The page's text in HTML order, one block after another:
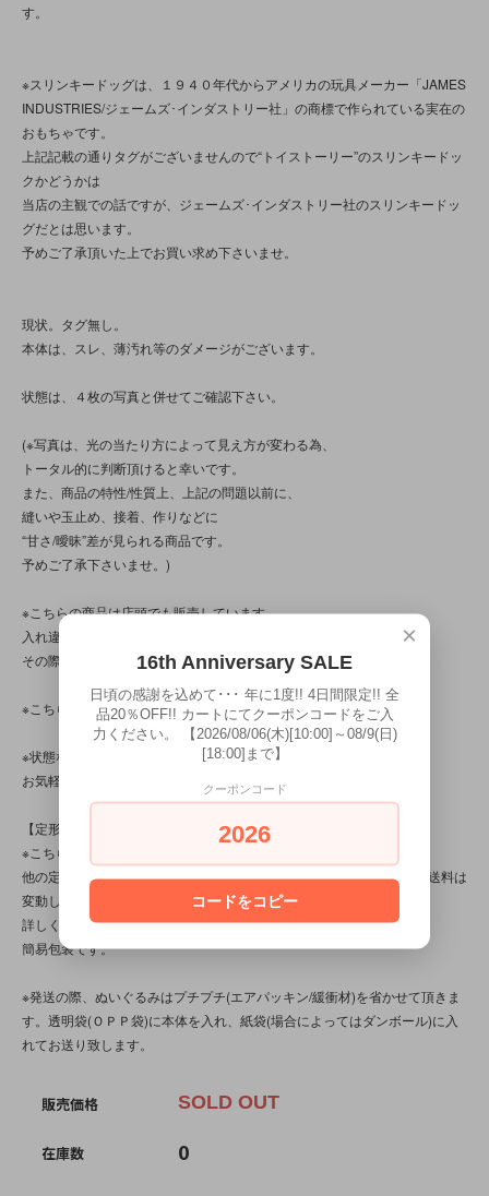
す。
※スリンキードッグは、１９４０年代からアメリカの玩具メーカー「JAMES
INDUSTRIES/ジェームズ･インダストリー社」の商標で作られている実在の
おもちゃです。
上記記載の通りタグがございませんので“トイストーリー”のスリンキードッ
クかどうかは
当店の主観での話ですが、ジェームズ･インダストリー社のスリンキードッ
グだとは思います。
予めご了承頂いた上でお買い求め下さいませ。
現状。タグ無し。
本体は、スレ、薄汚れ等のダメージがございます。
状態は、４枚の写真と併せてご確認下さい。
(※写真は、光の当たり方によって見え方が変わる為、
トータル的に判断頂けると幸いです。
また、商品の特性/性質上、上記の問題以前に、
縫いや玉止め、接着、作りなどに
“甘さ/曖昧”差が見られる商品です。
予めご了承下さいませ。)
※こちらの商品は店頭でも販売しています。
入れ違いで完売してしまう場合がございます。
その際はご容赦下さいませ。
※こちらの商品は、中古品です。
※状態など分かり辛い点、気になる点、不明点がございましたら、
お気軽にお問い合わせ下さい。
【定形外対応商品】
※こちらの商品は【サイズ規格外・(10)～500gまで】です。
他の定形外対応商品と複数購入される場合は、サイズや重量によって送料は
変動します。送料は【最終注文確認書】で確定します。
詳しくは
こちらをご覧ください。
簡易包装です。
※発送の際、ぬいぐるみはプチプチ(エアパッキン/緩衝材)を省かせて頂きま
す。透明袋(ＯＰＰ袋)に本体を入れ、紙袋(場合によってはダンボール)に入
れてお送り致します。
販売価格 SOLD OUT
在庫数 0
×
16th Anniversary SALE
日頃の感謝を込めて･･･ 年に1度!! 4日間限定!! 全
品20％OFF!! カートにてクーポンコードをご入
力ください。 【2026/08/06(木)[10:00]～08/9(日)
[18:00]まで】
クーポンコード
2026
コードをコピー